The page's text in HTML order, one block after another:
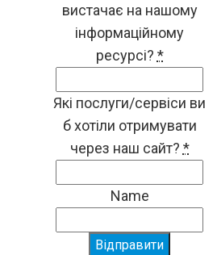
вистачає на нашому
інформаційному
ресурсі? *
Які послуги/сервіси ви
б хотіли отримувати
через наш сайт? *
Name
Відправити